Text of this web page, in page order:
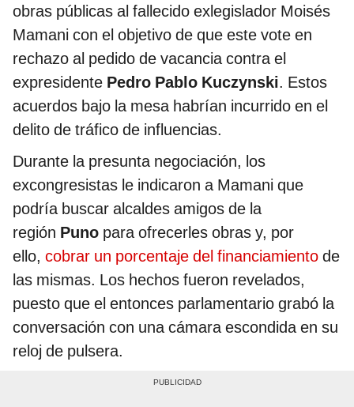
obras públicas al fallecido exlegislador Moisés
Mamani con el objetivo de que este vote en
rechazo al pedido de vacancia contra el
expresidente Pedro Pablo Kuczynski. Estos
acuerdos bajo la mesa habrían incurrido en el
delito de tráfico de influencias.
Durante la presunta negociación, los
excongresistas le indicaron a Mamani que
podría buscar alcaldes amigos de la
región Puno para ofrecerles obras y, por
ello, cobrar un porcentaje del financiamiento de
las mismas. Los hechos fueron revelados,
puesto que el entonces parlamentario grabó la
conversación con una cámara escondida en su
reloj de pulsera.